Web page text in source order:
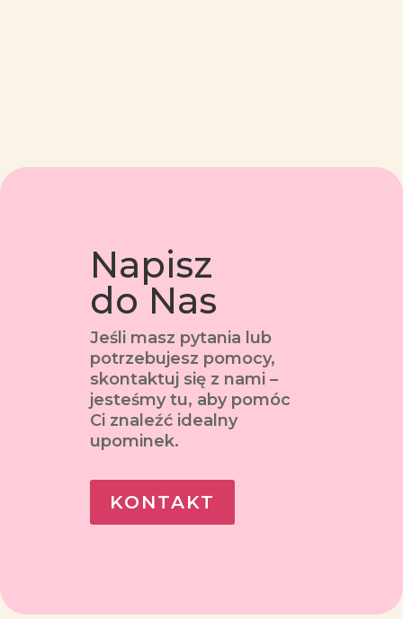
Napisz
do Nas
Jeśli masz pytania lub
potrzebujesz pomocy,
skontaktuj się z nami –
jesteśmy tu, aby pomóc
Ci znaleźć idealny
upominek.
KONTAKT